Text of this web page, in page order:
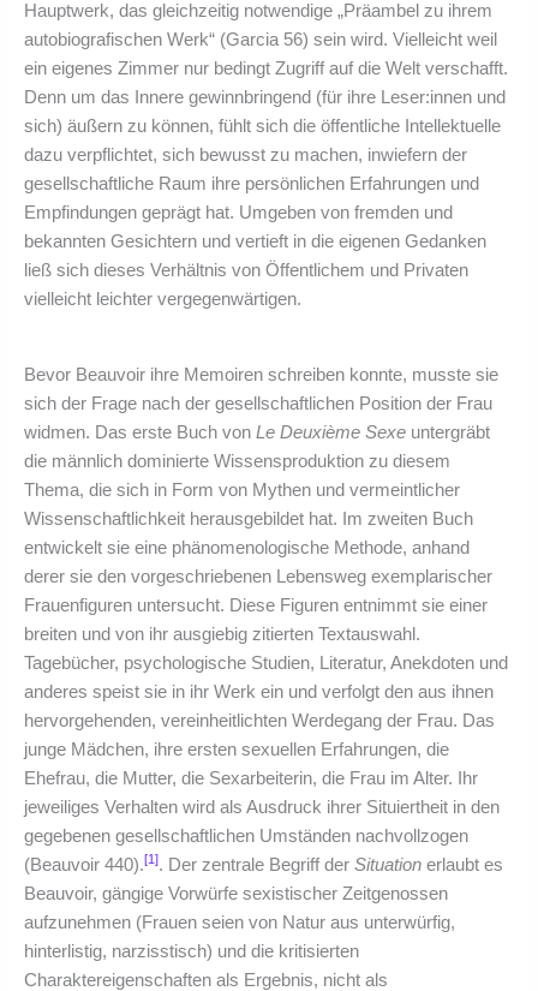
Hauptwerk, das gleichzeitig notwendige „Präambel zu ihrem
autobiografischen Werk“ (Garcia 56) sein wird. Vielleicht weil
ein eigenes Zimmer nur bedingt Zugriff auf die Welt verschafft.
Denn um das Innere gewinnbringend (für ihre Leser:innen und
sich) äußern zu können, fühlt sich die öffentliche Intellektuelle
dazu verpflichtet, sich bewusst zu machen, inwiefern der
gesellschaftliche Raum ihre persönlichen Erfahrungen und
Empfindungen geprägt hat. Umgeben von fremden und
bekannten Gesichtern und vertieft in die eigenen Gedanken
ließ sich dieses Verhältnis von Öffentlichem und Privaten
vielleicht leichter vergegenwärtigen.
Bevor Beauvoir ihre Memoiren schreiben konnte, musste sie
sich der Frage nach der gesellschaftlichen Position der Frau
widmen. Das erste Buch von Le Deuxième Sexeuntergräbt
die männlich dominierte Wissensproduktion zu diesem
Thema, die sich in Form von Mythen und vermeintlicher
Wissenschaftlichkeit herausgebildet hat. Im zweiten Buch
entwickelt sie eine phänomenologische Methode, anhand
derer sie den vorgeschriebenen Lebensweg exemplarischer
Frauenfiguren untersucht. Diese Figuren entnimmt sie einer
breiten und von ihr ausgiebig zitierten Textauswahl.
Tagebücher, psychologische Studien, Literatur, Anekdoten und
anderes speist sie in ihr Werk ein und verfolgt den aus ihnen
hervorgehenden, vereinheitlichten Werdegang der Frau. Das
junge Mädchen, ihre ersten sexuellen Erfahrungen, die
Ehefrau, die Mutter, die Sexarbeiterin, die Frau im Alter. Ihr
jeweiliges Verhalten wird als Ausdruck ihrer Situiertheit in den
gegebenen gesellschaftlichen Umständen nachvollzogen
(Beauvoir 440).[1]. Der zentrale Begriff der Situationerlaubt es
Beauvoir, gängige Vorwürfe sexistischer Zeitgenossen
aufzunehmen (Frauen seien von Natur aus unterwürfig,
hinterlistig, narzisstisch) und die kritisierten
Charaktereigenschaften als Ergebnis, nicht als